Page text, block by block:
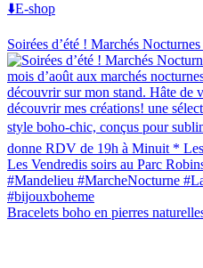
⬇️E-shop
Soirées d’été ! Marchés
Bracelets boho en pierres